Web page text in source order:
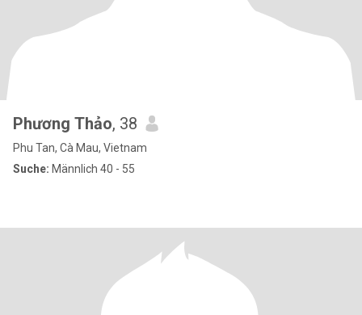
Phương Thảo, 38
Phu Tan, Cà Mau, Vietnam
Suche: Männlich 40 - 55